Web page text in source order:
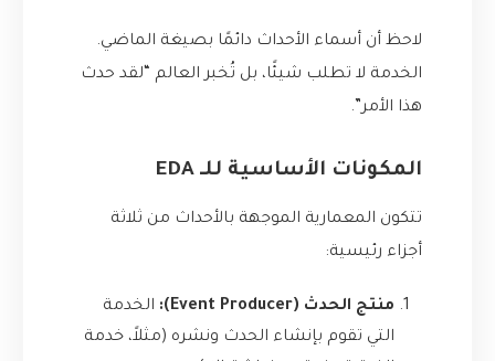
لاحظ أن أسماء الأحداث دائمًا بصيغة الماضي.
الخدمة لا تطلب شيئًا، بل تُخبر العالم “لقد حدث
هذا الأمر”.
المكونات الأساسية للـ EDA
تتكون المعمارية الموجهة بالأحداث من ثلاثة
أجزاء رئيسية:
منتج الحدث (Event Producer):
الخدمة
التي تقوم بإنشاء الحدث ونشره (مثلاً، خدمة